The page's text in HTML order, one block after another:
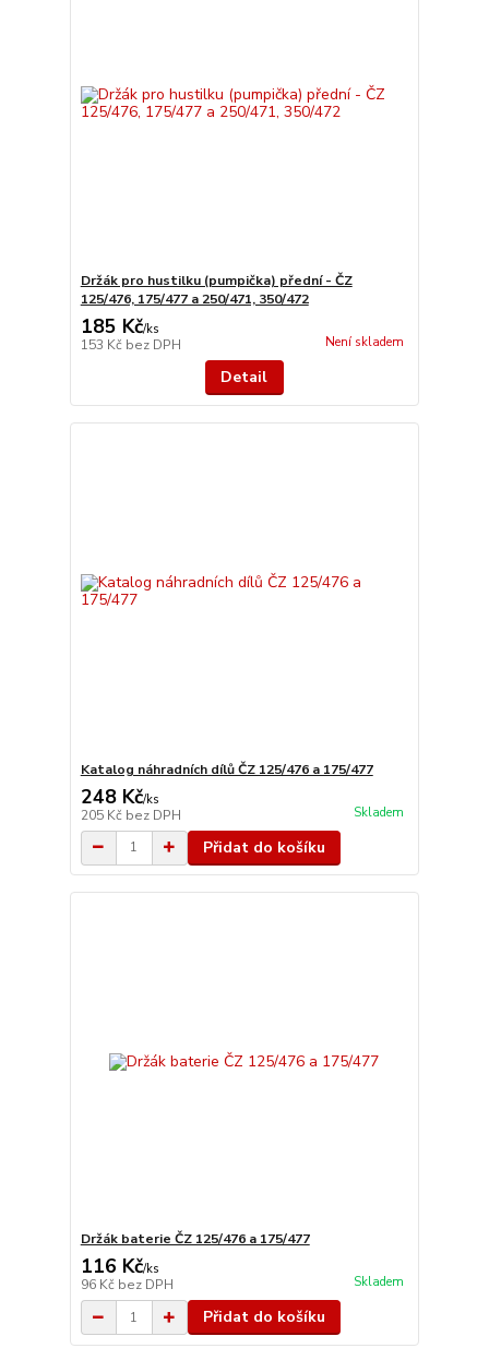
Držák pro hustilku (pumpička) přední - ČZ
125/476, 175/477 a 250/471, 350/472
185 Kč/ks
153 Kč bez DPH Není skladem
Detail
Katalog náhradních dílů ČZ 125/476 a 175/477
248 Kč/ks
205 Kč bez DPH Skladem
Přidat do košíku
Držák baterie ČZ 125/476 a 175/477
116 Kč/ks
96 Kč bez DPH Skladem
Přidat do košíku